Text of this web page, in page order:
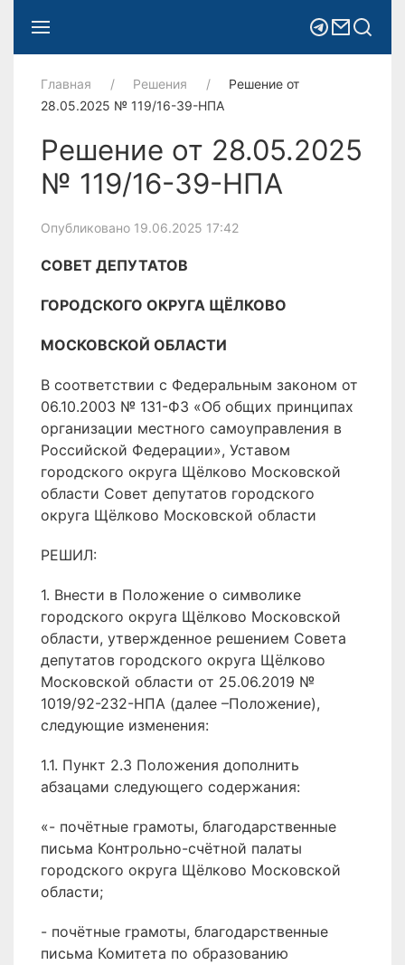
Главная Решения
Решение от
28.05.2025 № 119/16-39-НПА
Решение от 28.05.2025
№ 119/16-39-НПА
Опубликовано 19.06.2025 17:42
СОВЕТ ДЕПУТАТОВ
ГОРОДСКОГО ОКРУГА ЩЁЛКОВО
МОСКОВСКОЙ ОБЛАСТИ
В соответствии с Федеральным законом от
06.10.2003 № 131-ФЗ «Об общих принципах
организации местного самоуправления в
Российской Федерации», Уставом
городского округа Щёлково Московской
области Совет депутатов городского
округа Щёлково Московской области
РЕШИЛ:
1. Внести в Положение о символике
городского округа Щёлково Московской
области, утвержденное решением Совета
депутатов городского округа Щёлково
Московской области от 25.06.2019 №
1019/92-232-НПА (далее –Положение),
следующие изменения:
1.1. Пункт 2.3 Положения дополнить
абзацами следующего содержания:
«- почётные грамоты, благодарственные
письма Контрольно-счётной палаты
городского округа Щёлково Московской
области;
- почётные грамоты, благодарственные
письма Комитета по образованию